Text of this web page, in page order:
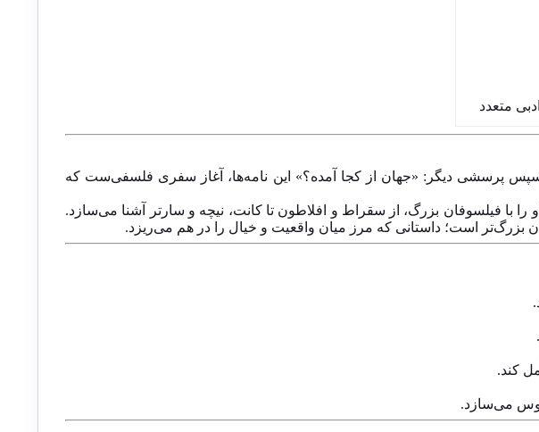
پرسشی دیگر: «جهان از کجا آمده؟» این نامه‌ها، آغاز سفری فلسفی‌ست که
را با فیلسوفان بزرگ، از سقراط و افلاطون تا کانت، نیچه و سارتر آشنا می‌سازد.
است؛ داستانی که مرز میان واقعیت و خیال را در هم می‌ریزد.
کند.
می‌سازد.